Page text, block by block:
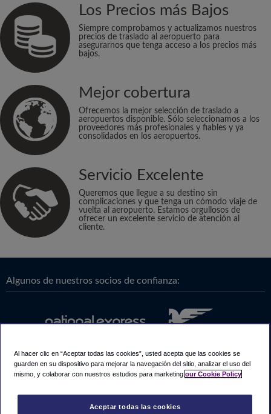
Los Precios más Bajos
Siempre comprobamos y actualizamos nuestros
precios de traslado al aeropuerto para
asegurarnos que tenga acceso a los precios más
bajos.
Mejor cobertura
Ofrecemos la mejor selección de traslado a
aeropuertos disponible. Sólo seleccionamos a los
proveedores más profesionales y fiables y ya
consolidados en los aeropuertos.
Servicio Excelente
Queremos que llegue a su destino sin
complicaciones y que tenga un cómodo viaje de
vuelta al aeropuerto. Estamos orgullosos de
ofrecer un excelente servicio de atención al
cliente.
Algunos de nuestros socios de confianza:
Al hacer clic en “Aceptar todas las cookies”, usted acepta que las cookies se
guarden en su dispositivo para mejorar la navegación del sitio, analizar el uso del
mismo, y colaborar con nuestros estudios para marketing. our Cookie Policy
Aceptar todas las cookies